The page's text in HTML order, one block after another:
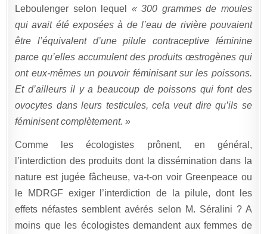
Leboulenger selon lequel « 300 grammes de moules
qui avait été exposées à de l’eau de rivière pouvaient
être l’équivalent d’une pilule contraceptive féminine
parce qu’elles accumulent des produits œstrogènes qui
ont eux-mêmes un pouvoir féminisant sur les poissons.
Et d’ailleurs il y a beaucoup de poissons qui font des
ovocytes dans leurs testicules, cela veut dire qu’ils se
féminisent complètement. »
Comme les écologistes prônent, en général,
l’interdiction des produits dont la dissémination dans la
nature est jugée fâcheuse, va-t-on voir Greenpeace ou
le MDRGF exiger l’interdiction de la pilule, dont les
effets néfastes semblent avérés selon M. Séralini ? A
moins que les écologistes demandent aux femmes de